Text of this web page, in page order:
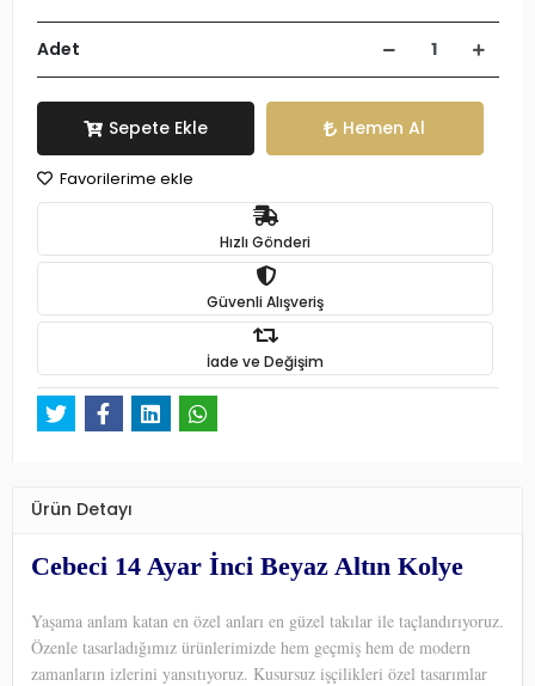
Adet
Sepete Ekle Hemen Al
Favorilerime ekle
Hızlı Gönderi
Güvenli Alışveriş
İade ve Değişim
Ürün Detayı
Cebeci 14 Ayar İnci Beyaz Altın Kolye
Yaşama anlam katan en özel anları en güzel takılar ile taçlandırıyoruz.
Özenle tasarladığımız ürünlerimizde hem geçmiş hem de modern
zamanların izlerini yansıtıyoruz. Kusursuz işçilikleri özel tasarımlar